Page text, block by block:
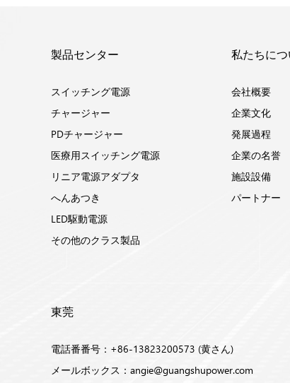
製品センター
スイッチング電源
チャージャー
PDチャージャー
医療用スイッチング電源
リニア電源アダプタ
へんあつき
LED駆動電源
その他のクラス製品
私たちにつ
会社概要
企業文化
発展過程
企業の名誉
施設設備
パートナー
東莞
電話番番号：+86-13823200573 (黄さん)
メールボックス： angie@guangshupower.com